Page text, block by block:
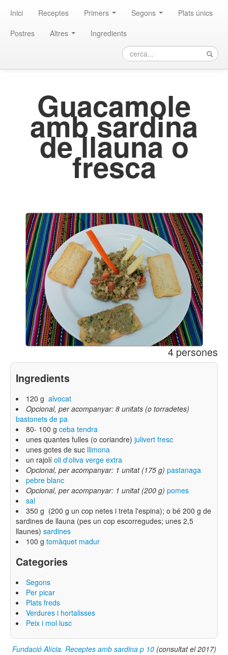
Inici Receptes Primers Segons
Plats únics
Postres
Altres Ingredients
Guacamole
amb sardina
de llauna o
fresca
4 persones
Ingredients
120 g alvocat
Opcional, per acompanyar: 8 unitats (o torradetes)
bastonets de pa
80- 100 g ceba tendra
unes quantes fulles (o coriandre) julivert fresc
unes gotes de suc llimona
un rajolí oli d'oliva verge extra
Opcional, per acompanyar: 1 unitat (175 g) pastanaga
pebre blanc
Opcional, per acompanyar: 1 unitat (200 g) pomes
sal
350 g (200 g un cop netes i treta l'espina); o bé 200 g de
sardines de llauna (pes un cop escorregudes; unes 2,5
llaunes) sardines
100 g tomàquet madur
Categories
Segons
Per picar
Plats freds
Verdures i hortalisses
Peix i mol·lusc
Fundació Alícia. Receptes amb sardina p 10(consultat el 2017)